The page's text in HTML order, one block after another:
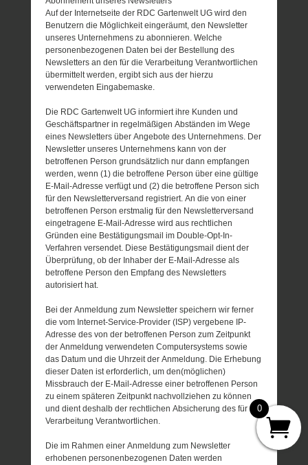
Auf der Internetseite der RDC Gartenwelt UG wird den
Benutzern die Möglichkeit eingeräumt, den Newsletter
unseres Unternehmens zu abonnieren. Welche
personenbezogenen Daten bei der Bestellung des
Newsletters an den für die Verarbeitung Verantwortlichen
übermittelt werden, ergibt sich aus der hierzu
verwendeten Eingabemaske.
Die RDC Gartenwelt UG informiert ihre Kunden und
Geschäftspartner in regelmäßigen Abständen im Wege
eines Newsletters über Angebote des Unternehmens. Der
Newsletter unseres Unternehmens kann von der
betroffenen Person grundsätzlich nur dann empfangen
werden, wenn (1) die betroffene Person über eine gültige
E-Mail-Adresse verfügt und (2) die betroffene Person sich
für den Newsletterversand registriert. An die von einer
betroffenen Person erstmalig für den Newsletterversand
eingetragene E-Mail-Adresse wird aus rechtlichen
Gründen eine Bestätigungsmail im Double-Opt-In-
Verfahren versendet. Diese Bestätigungsmail dient der
Überprüfung, ob der Inhaber der E-Mail-Adresse als
betroffene Person den Empfang des Newsletters
autorisiert hat.
Bei der Anmeldung zum Newsletter speichern wir ferner
die vom Internet-Service-Provider (ISP) vergebene IP-
Adresse des von der betroffenen Person zum Zeitpunkt
der Anmeldung verwendeten Computersystems sowie
das Datum und die Uhrzeit der Anmeldung. Die Erhebung
dieser Daten ist erforderlich, um den(möglichen)
Missbrauch der E-Mail-Adresse einer betroffenen Person
zu einem späteren Zeitpunkt nachvollziehen zu können
und dient deshalb der rechtlichen Absicherung des für die
Verarbeitung Verantwortlichen.
Die im Rahmen einer Anmeldung zum Newsletter
erhobenen personenbezogenen Daten werden
0